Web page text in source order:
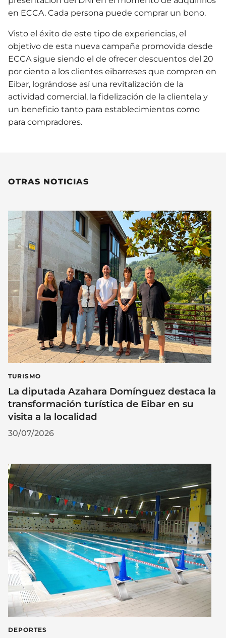
en ECCA. Cada persona puede comprar un bono.
Visto el éxito de este tipo de experiencias, el
objetivo de esta nueva campaña promovida desde
ECCA sigue siendo el de ofrecer descuentos del 20
por ciento a los clientes eibarreses que compren en
Eibar, lográndose así una revitalización de la
actividad comercial, la fidelización de la clientela y
un beneficio tanto para establecimientos como
para compradores.
OTRAS NOTICIAS
TURISMO
La diputada Azahara Domínguez destaca la
transformación turística de Eibar en su
visita a la localidad
30/07/2026
DEPORTES